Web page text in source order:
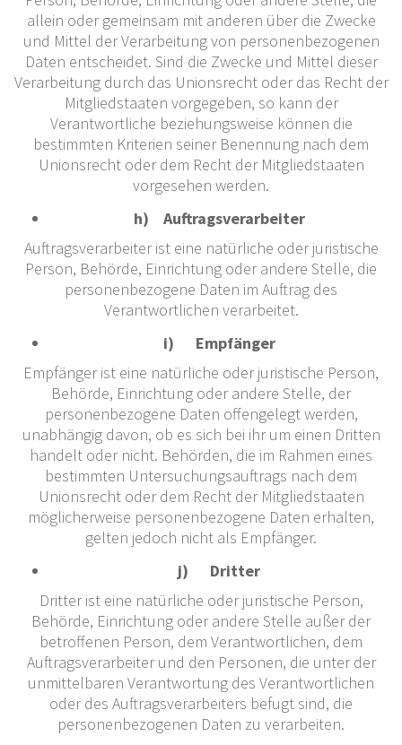
allein oder gemeinsam mit anderen über die Zwecke
und Mittel der Verarbeitung von personenbezogenen
Daten entscheidet. Sind die Zwecke und Mittel dieser
Verarbeitung durch das Unionsrecht oder das Recht der
Mitgliedstaaten vorgegeben, so kann der
Verantwortliche beziehungsweise können die
bestimmten Kriterien seiner Benennung nach dem
Unionsrecht oder dem Recht der Mitgliedstaaten
vorgesehen werden.
h) Auftragsverarbeiter
Auftragsverarbeiter ist eine natürliche oder juristische
Person, Behörde, Einrichtung oder andere Stelle, die
personenbezogene Daten im Auftrag des
Verantwortlichen verarbeitet.
i) Empfänger
Empfänger ist eine natürliche oder juristische Person,
Behörde, Einrichtung oder andere Stelle, der
personenbezogene Daten offengelegt werden,
unabhängig davon, ob es sich bei ihr um einen Dritten
handelt oder nicht. Behörden, die im Rahmen eines
bestimmten Untersuchungsauftrags nach dem
Unionsrecht oder dem Recht der Mitgliedstaaten
möglicherweise personenbezogene Daten erhalten,
gelten jedoch nicht als Empfänger.
j) Dritter
Dritter ist eine natürliche oder juristische Person,
Behörde, Einrichtung oder andere Stelle außer der
betroffenen Person, dem Verantwortlichen, dem
Auftragsverarbeiter und den Personen, die unter der
unmittelbaren Verantwortung des Verantwortlichen
oder des Auftragsverarbeiters befugt sind, die
personenbezogenen Daten zu verarbeiten.